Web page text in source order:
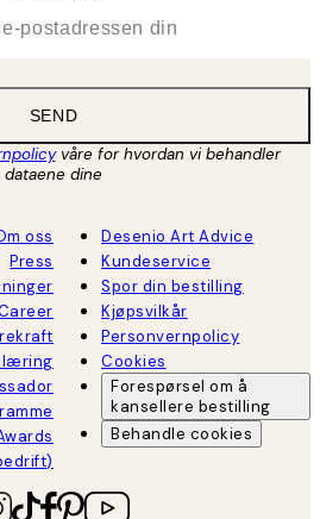
SEND
våre for hvordan vi behandler
dataene dine
oss
Press
Desenio Art Advice
Kundeservice
Spor din bestilling
Kjøpsvilkår
Personvernpolicy
Cookies
Forespørsel om å
kansellere bestilling
Behandle cookies